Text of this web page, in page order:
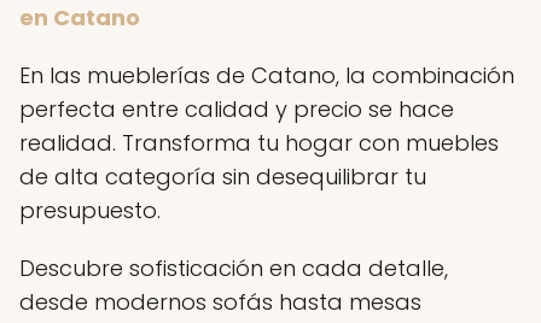
en Catano
En las mueblerías de Catano, la combinación
perfecta entre calidad y precio se hace
realidad. Transforma tu hogar con muebles
de alta categoría sin desequilibrar tu
presupuesto.
Descubre sofisticación en cada detalle,
desde modernos sofás hasta mesas